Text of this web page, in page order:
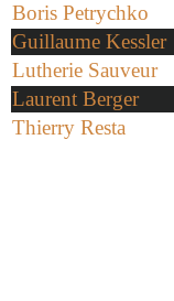
Boris Petrychko
Guillaume Kessler
Lutherie Sauveur
Laurent Berger
Thierry Resta